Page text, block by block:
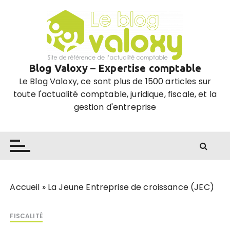
Blog Valoxy – Expertise comptable
Le Blog Valoxy, ce sont plus de 1500 articles sur
toute l'actualité comptable, juridique, fiscale, et la
gestion d'entreprise
Accueil » La Jeune Entreprise de croissance (JEC)
FISCALITÉ